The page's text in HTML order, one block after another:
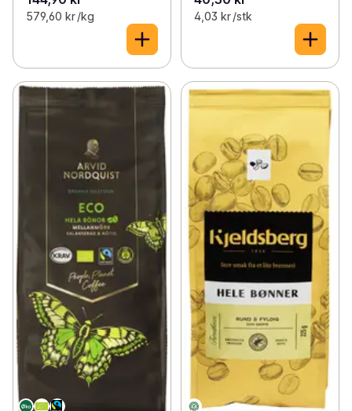
579,60 kr /kg 4,03 kr /stk